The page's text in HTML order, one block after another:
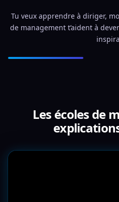
Tu veux apprendre à diriger,
de management t’aident à
Les écoles de